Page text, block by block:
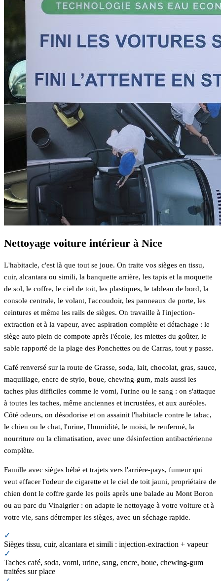
Nettoyage voiture intérieur à Nice
L'habitacle, c'est là que tout se joue. On traite vos sièges en tissu,
cuir, alcantara ou simili, la banquette arrière, les tapis et la moquette
de sol, le coffre, le ciel de toit, les plastiques, le tableau de bord, la
console centrale, le volant, l'accoudoir, les panneaux de porte, les
ceintures et même les rails de sièges. On travaille à l'injection-
extraction et à la vapeur, avec aspiration complète et détachage : le
siège auto plein de compote après l'école, les miettes du goûter, le
sable rapporté de la plage des Ponchettes ou de Carras, tout y passe.
Café renversé sur la route de Grasse, soda, lait, chocolat, gras, sauce,
maquillage, encre de stylo, boue, chewing-gum, mais aussi les
taches plus difficiles comme le vomi, l'urine ou le sang : on s'attaque
à toutes les taches, même anciennes et incrustées, et aux auréoles.
Côté odeurs, on désodorise et on assainit l'habitacle contre le tabac,
le chien ou le chat, l'urine, l'humidité, le moisi, le renfermé, la
nourriture ou la climatisation, avec une désinfection antibactérienne
complète.
Famille avec sièges bébé et trajets vers l'arrière-pays, fumeur qui
veut effacer l'odeur de cigarette et le ciel de toit jauni, propriétaire de
chien dont le coffre garde les poils après une balade au Mont Boron
ou au parc du Vinaigrier : on adapte le nettoyage à votre voiture et à
votre vie, sans détremper les sièges, avec un séchage rapide.
✓
Sièges tissu, cuir, alcantara et simili : injection-extraction + vapeur
✓
Taches café, soda, vomi, urine, sang, encre, boue, chewing-gum
traitées sur place